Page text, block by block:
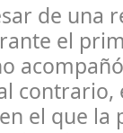
de una
el
el que